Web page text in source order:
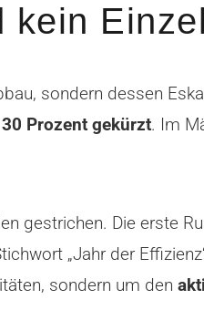
kein
sondern dessen
30 Prozent gekürzt. Im
gestrichen. Die erste
„Jahr der
sondern um den